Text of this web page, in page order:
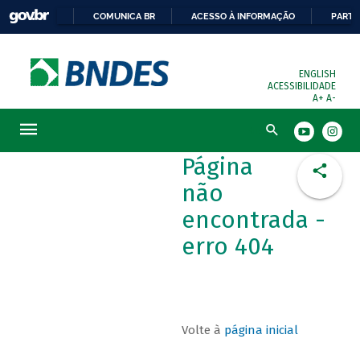
COMUNICA BR ACESSO À INFORMAÇÃO
ENGLISH
ACESSIBILIDADE
A+ A-
Busca
Página
não
encontrada -
erro 404
Volte à página inicial